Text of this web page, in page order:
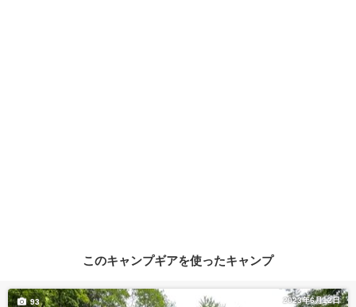
このキャンプギアを使ったキャンプ
2023年6月12日
93